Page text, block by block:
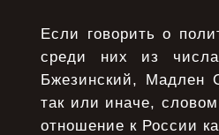
Если говорить о
среди них из
Бжезинский, Мадлен
так или иначе,
отношение к России